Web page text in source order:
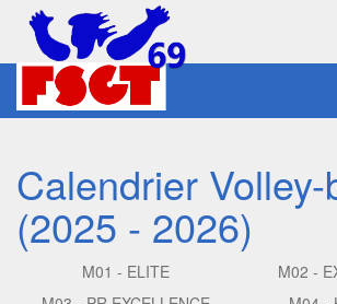
Calendrier Volley-
(2025 - 2026)
M01 - ELITE
M02 -